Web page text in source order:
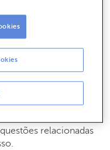
um momento
que procuram uma
e a oportunidade de
e confuso
com as
requisitos
todos os
relacionadas